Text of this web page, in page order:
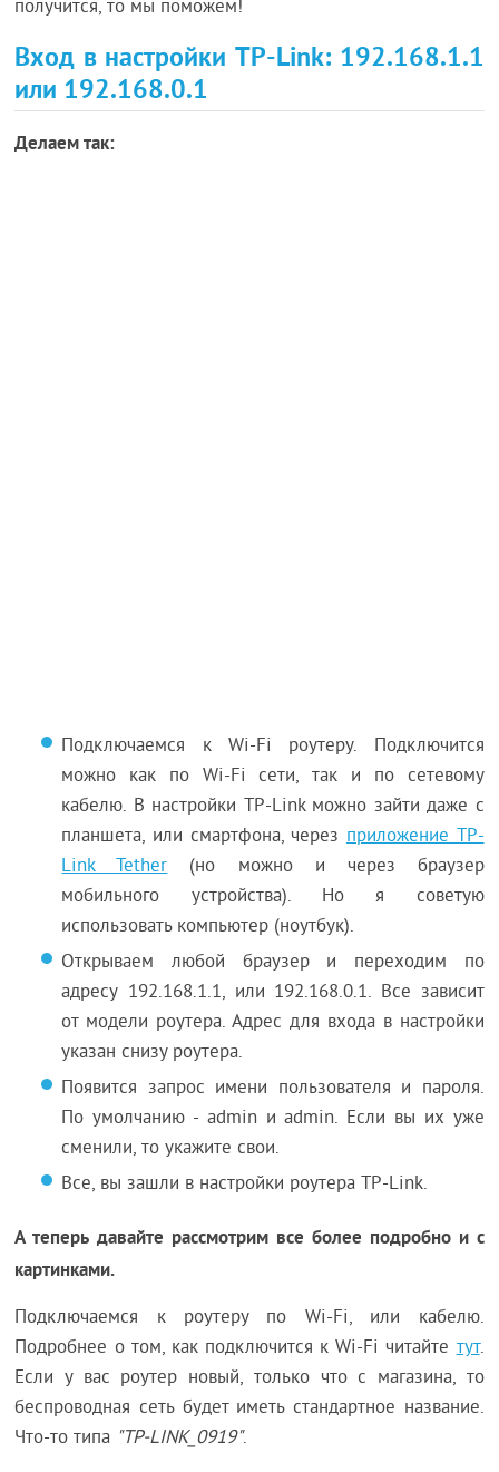
получится, то мы поможем!
Вход в настройки TP-Link: 192.168.1.1
или 192.168.0.1
Делаем так:
Подключаемся к Wi-Fi роутеру. Подключится
можно как по Wi-Fi сети, так и по сетевому
кабелю. В настройки TP-Link можно зайти даже с
планшета, или смартфона, через приложение TP-
Link Tether(но можно и через браузер
мобильного устройства). Но я советую
использовать компьютер (ноутбук).
Открываем любой браузер и переходим по
адресу 192.168.1.1, или 192.168.0.1. Все зависит
от модели роутера. Адрес для входа в настройки
указан снизу роутера.
Появится запрос имени пользователя и пароля.
По умолчанию - admin и admin. Если вы их уже
сменили, то укажите свои.
Все, вы зашли в настройки роутера TP-Link.
А теперь давайте рассмотрим все более подробно и с
картинками.
Подключаемся к роутеру по Wi-Fi, или кабелю.
Подробнее о том, как подключится к Wi-Fi читайтетут.
Если у вас роутер новый, только что с магазина, то
беспроводная сеть будет иметь стандартное название.
Что-то типа "TP-LINK_0919".